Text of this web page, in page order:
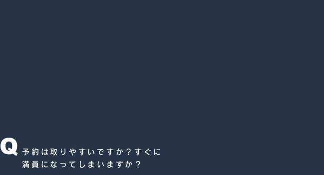
Q予約は取りやすいですか？すぐに
満員になってしまいますか？